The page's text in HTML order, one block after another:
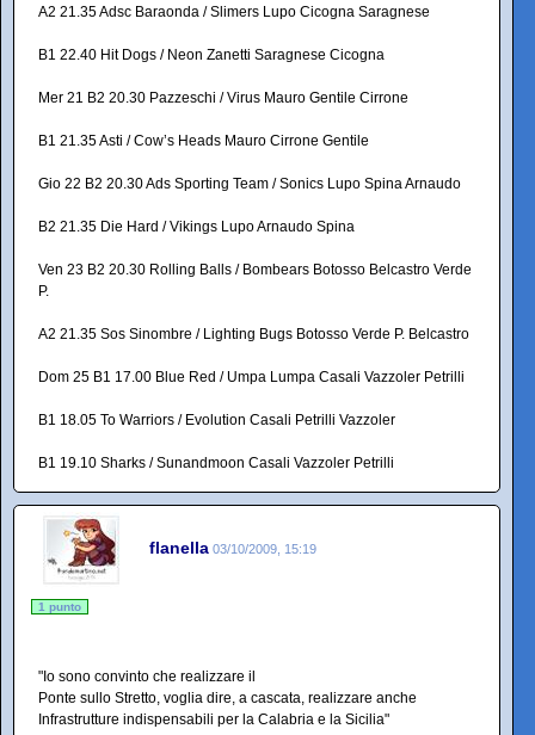
A2 21.35 Adsc Baraonda / Slimers Lupo Cicogna Saragnese
B1 22.40 Hit Dogs / Neon Zanetti Saragnese Cicogna
Mer 21 B2 20.30 Pazzeschi / Virus Mauro Gentile Cirrone
B1 21.35 Asti / Cow’s Heads Mauro Cirrone Gentile
Gio 22 B2 20.30 Ads Sporting Team / Sonics Lupo Spina Arnaudo
B2 21.35 Die Hard / Vikings Lupo Arnaudo Spina
Ven 23 B2 20.30 Rolling Balls / Bombears Botosso Belcastro Verde
P.
A2 21.35 Sos Sinombre / Lighting Bugs Botosso Verde P. Belcastro
Dom 25 B1 17.00 Blue Red / Umpa Lumpa Casali Vazzoler Petrilli
B1 18.05 To Warriors / Evolution Casali Petrilli Vazzoler
B1 19.10 Sharks / Sunandmoon Casali Vazzoler Petrilli
flanella 03/10/2009, 15:19
1 punto
"Io sono convinto che realizzare il
Ponte sullo Stretto, voglia dire, a cascata, realizzare anche
Infrastrutture indispensabili per la Calabria e la Sicilia"